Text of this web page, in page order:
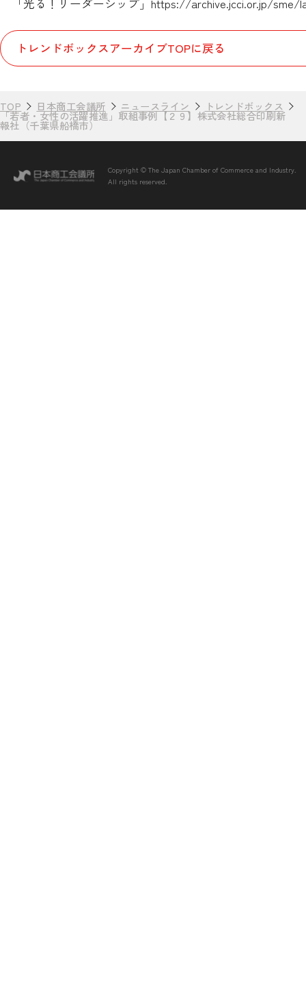
「光る！リーダーシップ」 https://archive.jcci.or.jp/sme/
トレンドボックスアーカイブTOPに戻る
TOP 日本商工会議所 ニュースライン トレンドボックス
「若者・女性の活躍推進」取組事例【２９】株式会社総合印刷新
報社（千葉県船橋市）
Copyright © The Japan Chamber of Commerce and Industry.
All rights reserved.